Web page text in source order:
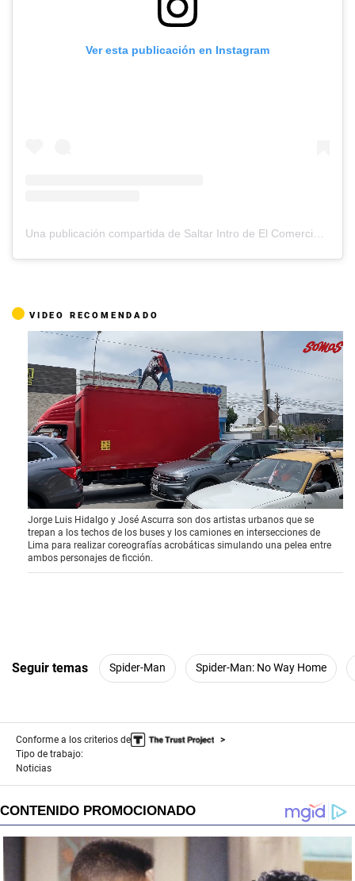
Ver esta publicación en Instagram
VIDEO RECOMENDADO
0
o
f
2
m
i
3
1
n
d
s
Jorge Luis Hidalgo y José Ascurra son dos artistas urbanos que se
trepan a los techos de los buses y los camiones en intersecciones de
Lima para realizar coreografías acrobáticas simulando una pelea entre
ambos personajes de ficción.
Seguir temas Spider-Man Spider-Man: No Way Home
Conforme a los criterios de
Tipo de trabajo:
Noticias